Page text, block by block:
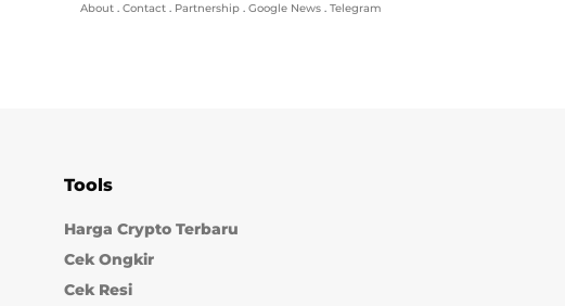
About . Contact . Partnership . Google News . Telegram
Tools
Harga Crypto Terbaru
Cek Ongkir
Cek Resi